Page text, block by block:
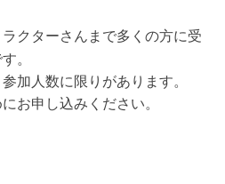
クターさんまで多くの方に受
。
加人数に限りがあります。
お申し込みください。